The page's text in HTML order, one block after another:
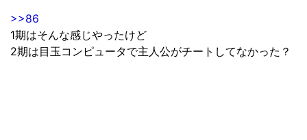
>>86
1期はそんな感じやったけど
2期は目玉コンピュータで主人公がチートしてなかった？